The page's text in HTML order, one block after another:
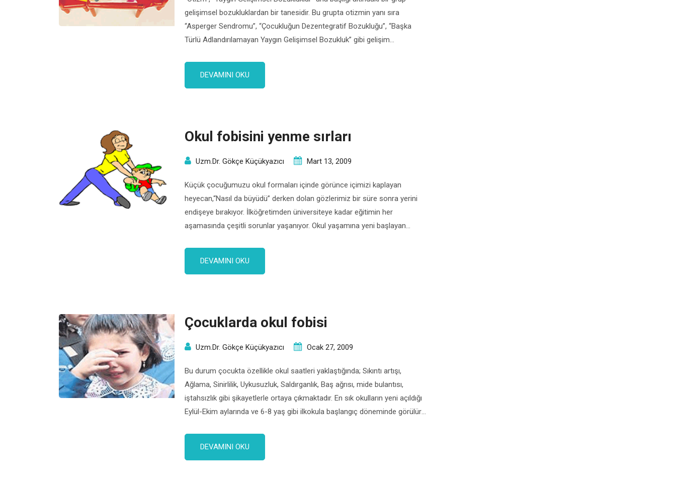
gelişimsel bozukluklardan bir tanesidir. Bu grupta otizmin yanı sıra
“Asperger Sendromu”, “Çocukluğun Dezentegratif Bozukluğu”, “Başka
Türlü Adlandırılamayan Yaygın Gelişimsel Bozukluk” gibi gelişim
kendini gösterebilir. Zeka düzeyleri normal veya normale yakın olan, hafif
düzeyde otistik ve […]
DEVAMINI OKU
Okul fobisini yenme sırları
Uzm.Dr. Gökçe Küçükyazıcı Mart 13, 2009
Küçük çocuğumuzu okul formaları içinde görünce içimizi kaplayan
heyecan,“Nasıl da büyüdü” derken dolan gözlerimiz bir süre sonra yerini
endişeye bırakıyor. İlköğretimden üniversiteye kadar eğitimin her
aşamasında çeşitli sorunlar yaşanıyor. Okul yaşamına yeni başlayan
derslerin endişesi içinde. Delikanlılığa, genç kızlığa adım atanlar ergenlik
döneminin özel sorunlarıyla […]
DEVAMINI OKU
Çocuklarda okul fobisi
Uzm.Dr. Gökçe Küçükyazıcı Ocak 27, 2009
Bu durum çocukta özellikle okul saatleri yaklaştığında; Sıkıntı artışı,
Ağlama, Sinirlilik, Uykusuzluk, Saldırganlık, Baş ağrısı, mide bulantısı,
iştahsızlık gibi şikayetlerle ortaya çıkmaktadır. En sık okulların yeni açıldığı
Eylül-Ekim aylarında ve 6-8 yaş gibi ilkokula başlangıç döneminde görülür.
değişikliğinin gündeme geldiği dönemlerde de ortaya çıkabilmektedir. Ani
veya […]
DEVAMINI OKU